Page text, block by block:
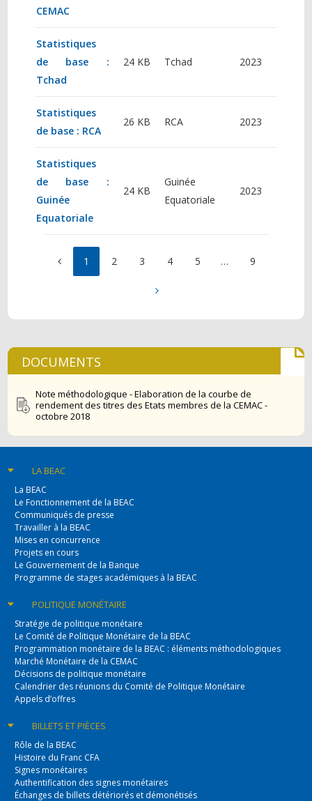
CEMAC
Statistiques
de base :
Tchad
24 KB Tchad 2023
Statistiques
de base : RCA
26 KB RCA 2023
Statistiques
de base :
Guinée
Equatoriale
24 KB
Guinée
Equatoriale
2023
1 2 3 4 5 … 9
DOCUMENTS
Note méthodologique - Elaboration de la courbe de
rendement des titres des Etats membres de la CEMAC -
octobre 2018
LA BEAC
La BEAC
Le Fonctionnement de la BEAC
Communiqués de presse
Travailler à la BEAC
Mises en concurrence
Projets en cours
Le Gouvernement de la Banque
Programme de stages académiques à la BEAC
POLITIQUEMONÉTAIRE
Stratégie de politique monétaire
Le Comité de Politique Monétaire de la BEAC
Programmation monétaire de la BEAC : éléments méthodologiques
Marché Monétaire de la CEMAC
Décisions de politique monétaire
Calendrier des réunions du Comité de Politique Monétaire
Appels d’offres
BILLETSET PIÈCES
Rôle de la BEAC
Histoire du Franc CFA
Signes monétaires
Authentification des signes monétaires
Échanges de billets détériorés et démonétisés